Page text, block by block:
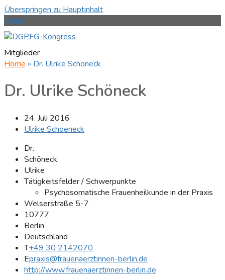
Überspringen zu Hauptinhalt
Menü
Mitglieder
Home » Dr. Ulrike Schöneck
Dr. Ulrike Schöneck
24. Juli 2016
Ulrike Schoeneck
Dr.
Schöneck,
Ulrike
Tätigkeitsfelder / Schwerpunkte
Psychosomatische Frauenheilkunde in der Praxis
Welserstraße 5-7
10777
Berlin
Deutschland
T+49 30 2142070
Epraxis@frauenaerztinnen-berlin.de
http://www.frauenaerztinnen-berlin.de